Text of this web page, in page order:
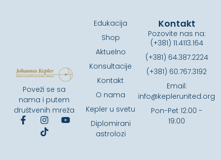
Poveži se sa
nama i putem
društvenih mreža
Edukacija
Shop
Aktuelno
Konsultacije
Kontakt
O nama
Kepler u svetu
Diplomirani
astrolozi
Kontakt
Pozovite nas na:
(+381) 11.4113.164
(+381) 64.387.2224
(+381) 60.767.3192
Email:
info@keplerunited.org
Pon-Pet 12:00 -
19:00